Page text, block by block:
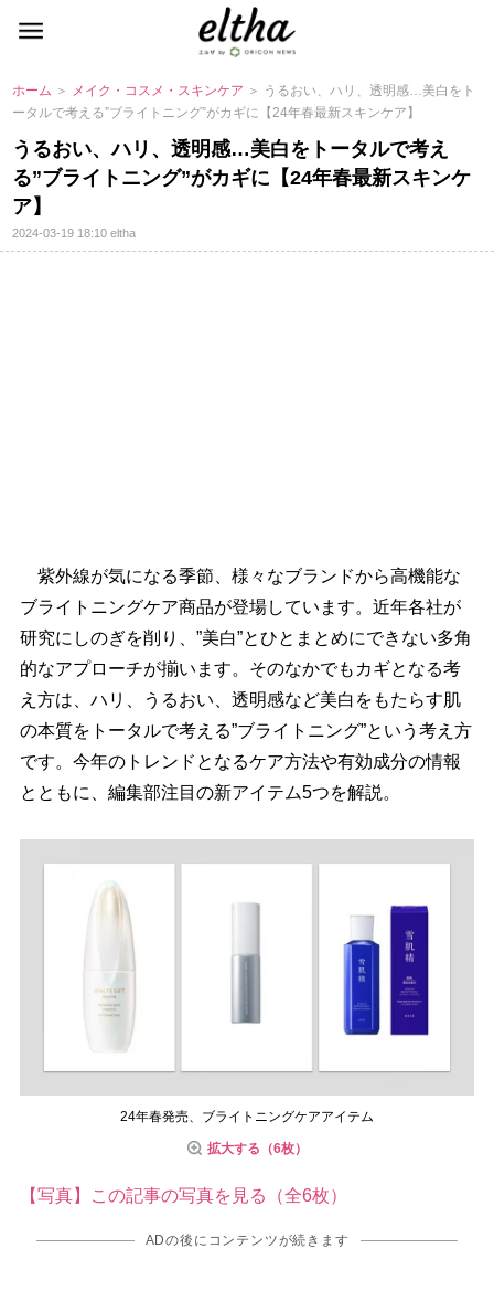
ホーム ＞ メイク・コスメ・スキンケア ＞ うるおい、ハリ、透明感…美白をト
ータルで考える”ブライトニング”がカギに【24年春最新スキンケア】
うるおい、ハリ、透明感…美白をトータルで考え
る”ブライトニング”がカギに【24年春最新スキンケ
ア】
2024-03-19 18:10eltha
紫外線が気になる季節、様々なブランドから高機能な
ブライトニングケア商品が登場しています。近年各社が
研究にしのぎを削り、”美白”とひとまとめにできない多角
的なアプローチが揃います。そのなかでもカギとなる考
え方は、ハリ、うるおい、透明感など美白をもたらす肌
の本質をトータルで考える”ブライトニング”という考え方
です。今年のトレンドとなるケア方法や有効成分の情報
とともに、編集部注目の新アイテム5つを解説。
24年春発売、ブライトニングケアアイテム
拡大する（6枚）
【写真】この記事の写真を見る（全6枚）
ADの後にコンテンツが続きます